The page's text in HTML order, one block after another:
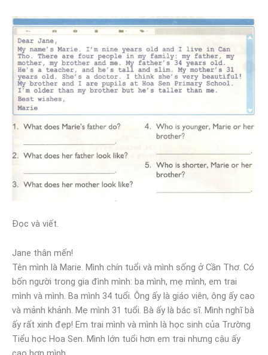
Đọc và viết.
Jane thân mến!
Tên mình là Marie. Mình chín tuổi và mình sống ở Cần Thơ. Có
bốn người trong gia đình mình: ba mình, mẹ mình, em trai
mình và mình. Ba mình 34 tuổi. Ông ấy là giáo viên, ông ấy cao
và mảnh khảnh. Mẹ mình 31 tuổi. Bà ấy là bác sĩ. Mình nghĩ bà
ấy rất xinh đẹp! Em trai mình và mình là học sinh của Trường
Tiểu học Hoa Sen. Mình lớn tuổi hơn em trai nhưng cậu ấy